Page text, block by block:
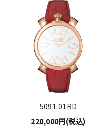
5091.01RD
220,000円(税込)